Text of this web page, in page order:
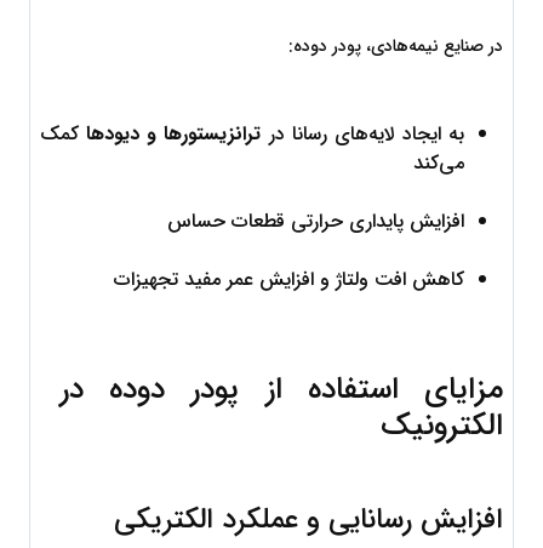
در صنایع نیمه‌هادی، پودر دوده:
به ایجاد لایه‌های رسانا در ترانزیستورها و دیودها
می‌کند
افزایش پایداری حرارتی قطعات حساس
کاهش افت ولتاژ و افزایش عمر مفید تجهیزات
الکترونیک
افزایش رسانایی و عملکرد الکتریکی